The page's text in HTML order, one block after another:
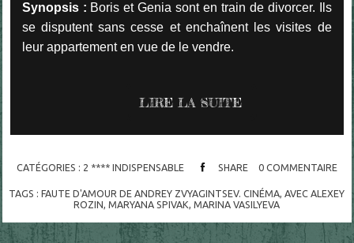
Synopsis : Boris et Genia sont en train de divorcer. Ils
se disputent sans cesse et enchaînent les visites de
leur appartement en vue de le vendre.
LIRE LA SUITE
CATÉGORIES : 2 **** INDISPENSABLE SHARE 0 COMMENTAIRE
TAGS :FAUTE D'AMOUR DE ANDREY ZVYAGINTSEV. CINÉMA AVEC ALEXEY
ROZIN ,MARYANA SPIVAK ,MARINA VASILYEVA